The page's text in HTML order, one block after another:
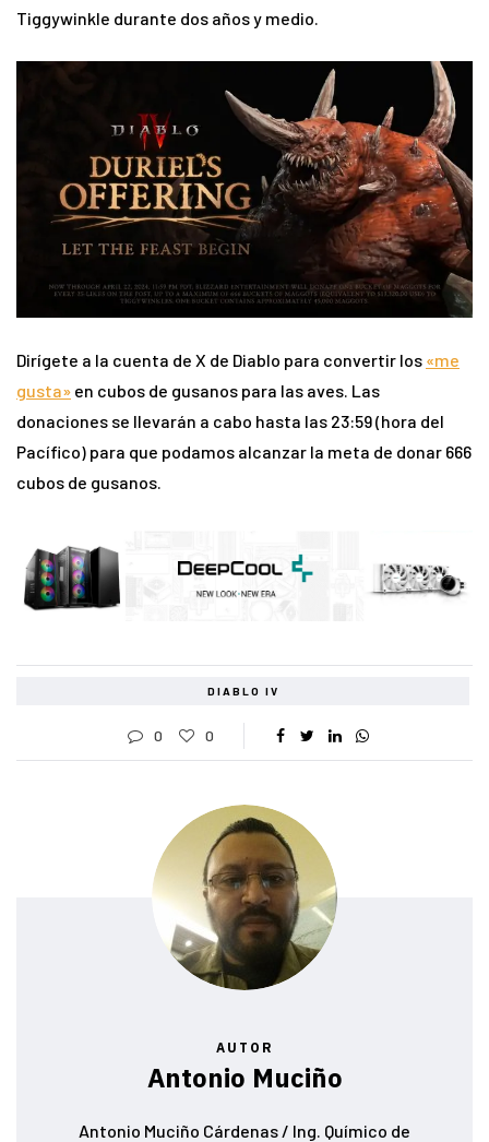
Tiggywinkle durante dos años y medio.
Dirígete a la cuenta de X de Diablo para convertir los «me
gusta» en cubos de gusanos para las aves. Las
donaciones se llevarán a cabo hasta las 23:59 (hora del
Pacífico) para que podamos alcanzar la meta de donar 666
cubos de gusanos.
DIABLO IV
0 0
AUTOR
Antonio Muciño
Antonio Muciño Cárdenas / Ing. Químico de